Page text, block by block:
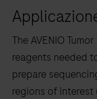
to
scroll
between
the
tabs
The AVENIO
reagents needed
prepare
regions of interest